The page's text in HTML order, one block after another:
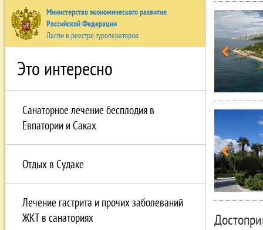
Министерство экономического развития
Российской Федерации
Ласпи в реестре туроператоров
Это интересно
Санаторное лечение бесплодия в
Евпатории и Саках
Отдых в Судаке
Лечение гастрита и прочих заболеваний
ЖКТ в санаториях
старинную